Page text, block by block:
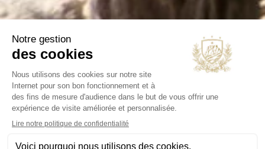
Mentions légales
Conditions générales
Contact et horaires
Blog
INFORMATIONS
D 10